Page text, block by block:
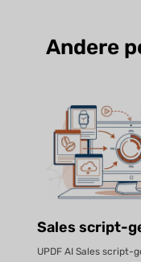
Andere
Sales script-